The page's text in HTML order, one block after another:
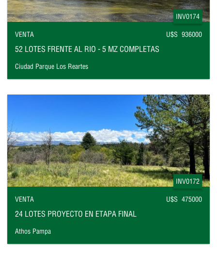
INV0174
VENTA U$S 936000
52 LOTES FRENTE AL RIO - 5 MZ COMPLETAS
Ciudad Parque Los Reartes
INV0172
VENTA U$S 475000
24 LOTES PROYECTO EN ETAPA FINAL
Athos Pampa